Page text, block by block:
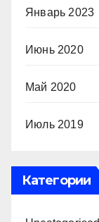
Январь 2023
Июнь 2020
Май 2020
Июль 2019
Категории